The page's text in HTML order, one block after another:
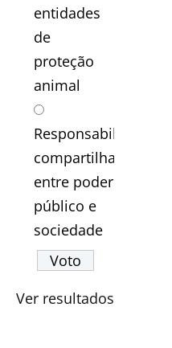
entidades
de
proteção
animal
Responsabilidade
compartilhada
entre poder
público e
sociedade
Ver resultados